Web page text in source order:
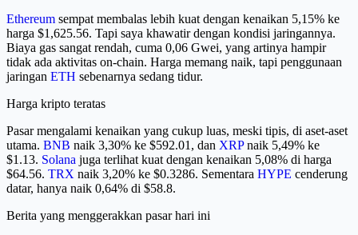
Ethereum sempat membalas lebih kuat dengan kenaikan 5,15% ke
harga $1,625.56. Tapi saya khawatir dengan kondisi jaringannya.
Biaya gas sangat rendah, cuma 0,06 Gwei, yang artinya hampir
tidak ada aktivitas on-chain. Harga memang naik, tapi penggunaan
jaringan ETH sebenarnya sedang tidur.
Harga kripto teratas
Pasar mengalami kenaikan yang cukup luas, meski tipis, di aset-aset
utama. BNB naik 3,30% ke $592.01, dan XRPnaik 5,49% ke
$1.13. Solana juga terlihat kuat dengan kenaikan 5,08% di harga
$64.56. TRX naik 3,20% ke $0.3286. Sementara HYPE cenderung
datar, hanya naik 0,64% di $58.8.
Berita yang menggerakkan pasar hari ini